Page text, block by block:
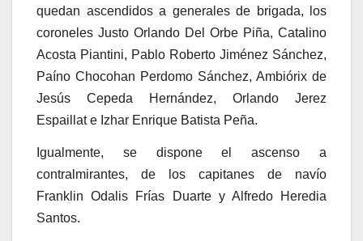
quedan ascendidos a generales de brigada, los
coroneles Justo Orlando Del Orbe Piña, Catalino
Acosta Piantini, Pablo Roberto Jiménez Sánchez,
Paíno Chocohan Perdomo Sánchez, Ambiórix de
Jesús Cepeda Hernández, Orlando Jerez
Espaillat e Izhar Enrique Batista Peña.
Igualmente, se dispone el ascenso a
contralmirantes, de los capitanes de navío
Franklin Odalis Frías Duarte y Alfredo Heredia
Santos.